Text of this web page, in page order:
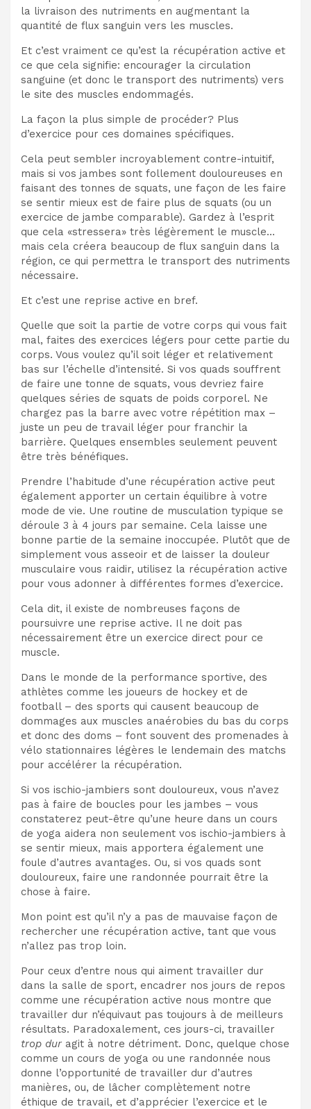
la livraison des nutriments en augmentant la
quantité de flux sanguin vers les muscles.
Et c’est vraiment ce qu’est la récupération active et
ce que cela signifie: encourager la circulation
sanguine (et donc le transport des nutriments) vers
le site des muscles endommagés.
La façon la plus simple de procéder? Plus
d’exercice pour ces domaines spécifiques.
Cela peut sembler incroyablement contre-intuitif,
mais si vos jambes sont follement douloureuses en
faisant des tonnes de squats, une façon de les faire
se sentir mieux est de faire plus de squats (ou un
exercice de jambe comparable). Gardez à l’esprit
que cela «stressera» très légèrement le muscle…
mais cela créera beaucoup de flux sanguin dans la
région, ce qui permettra le transport des nutriments
nécessaire.
Et c’est une reprise active en bref.
Quelle que soit la partie de votre corps qui vous fait
mal, faites des exercices légers pour cette partie du
corps. Vous voulez qu’il soit léger et relativement
bas sur l’échelle d’intensité. Si vos quads souffrent
de faire une tonne de squats, vous devriez faire
quelques séries de squats de poids corporel. Ne
chargez pas la barre avec votre répétition max –
juste un peu de travail léger pour franchir la
barrière. Quelques ensembles seulement peuvent
être très bénéfiques.
Prendre l’habitude d’une récupération active peut
également apporter un certain équilibre à votre
mode de vie. Une routine de musculation typique se
déroule 3 à 4 jours par semaine. Cela laisse une
bonne partie de la semaine inoccupée. Plutôt que de
simplement vous asseoir et de laisser la douleur
musculaire vous raidir, utilisez la récupération active
pour vous adonner à différentes formes d’exercice.
Cela dit, il existe de nombreuses façons de
poursuivre une reprise active. Il ne doit pas
nécessairement être un exercice direct pour ce
muscle.
Dans le monde de la performance sportive, des
athlètes comme les joueurs de hockey et de
football – des sports qui causent beaucoup de
dommages aux muscles anaérobies du bas du corps
et donc des doms – font souvent des promenades à
vélo stationnaires légères le lendemain des matchs
pour accélérer la récupération.
Si vos ischio-jambiers sont douloureux, vous n’avez
pas à faire de boucles pour les jambes – vous
constaterez peut-être qu’une heure dans un cours
de yoga aidera non seulement vos ischio-jambiers à
se sentir mieux, mais apportera également une
foule d’autres avantages. Ou, si vos quads sont
douloureux, faire une randonnée pourrait être la
chose à faire.
Mon point est qu’il n’y a pas de mauvaise façon de
rechercher une récupération active, tant que vous
n’allez pas trop loin.
Pour ceux d’entre nous qui aiment travailler dur
dans la salle de sport, encadrer nos jours de repos
comme une récupération active nous montre que
travailler dur n’équivaut pas toujours à de meilleurs
résultats. Paradoxalement, ces jours-ci, travailler
trop dur agit à notre détriment. Donc, quelque chose
comme un cours de yoga ou une randonnée nous
donne l’opportunité de travailler dur d’autres
manières, ou, de lâcher complètement notre
éthique de travail, et d’apprécier l’exercice et le